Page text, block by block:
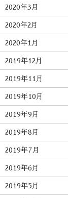
2020年3月
2020年2月
2020年1月
2019年12月
2019年11月
2019年10月
2019年9月
2019年8月
2019年7月
2019年6月
2019年5月